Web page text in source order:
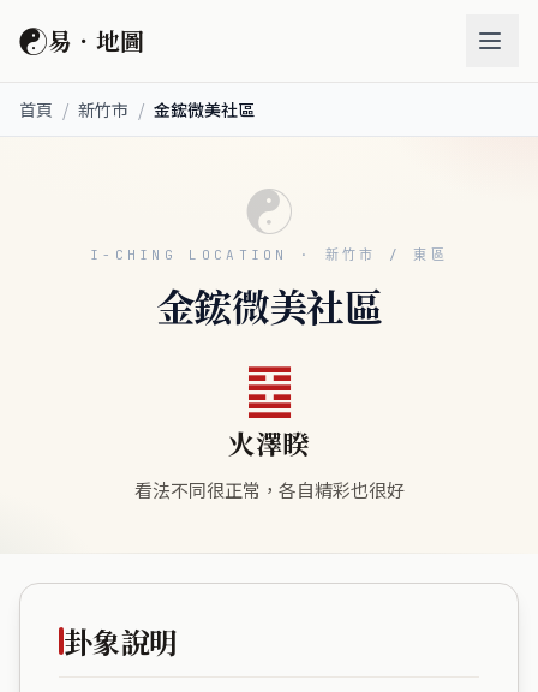
☯易．地圖
首頁 / 新竹市 / 金鋐微美社區
☯
I-CHING LOCATION · 新竹市 / 東區
金鋐微美社區
䷥
火澤睽
看法不同很正常，各自精彩也很好
卦象說明